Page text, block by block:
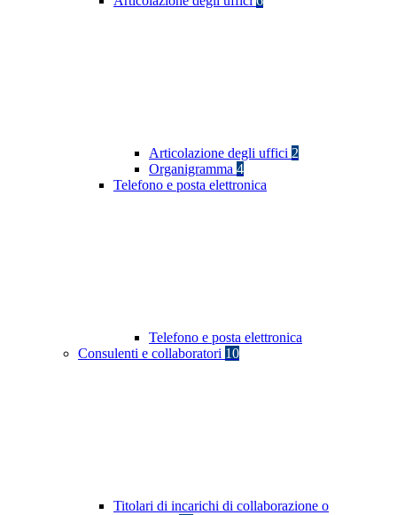
Articolazione degli uffici 2
Organigramma 4
Telefono e posta elettronica
Telefono e posta elettronica
Consulenti e collaboratori 10
Titolari di incarichi di collaborazione o